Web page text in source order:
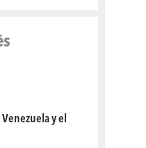
y el